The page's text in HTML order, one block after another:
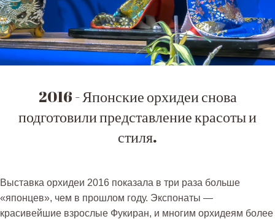
2016 - Японские орхидеи снова
подготовили представление красоты и
стиля.
Выставка орхидеи 2016 показала в три раза больше
«японцев», чем в прошлом году. Экспонаты —
красивейшие взрослые Фукиран, и многим орхидеям более